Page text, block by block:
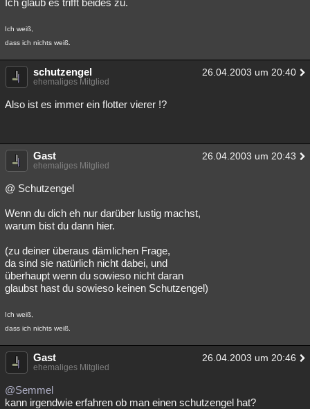
Ich glaub es trifft beides zu.
Ich weiß,
dass ich nichts weiß.
schutzengel 26.04.2003 um 20:40
ehemaliges Mitglied
Also ist es immer ein flotter vierer !?
Gast 26.04.2003 um 20:43
ehemaliges Mitglied
@ Schutzengel
Wenn du dich eh nur darüber lustig machst,
warum bist du dann hier.
(zu deiner überaus dämlichen Frage,
da sind sie natürlich nicht dabei, und
überhaupt wenn du sowieso nicht daran
glaubst hast du sowieso keinen Schutzengel)
Ich weiß,
dass ich nichts weiß.
Gast 26.04.2003 um 20:46
ehemaliges Mitglied
@Semmel
kann irgendwie erfahren ob man einen schutzengel hat?